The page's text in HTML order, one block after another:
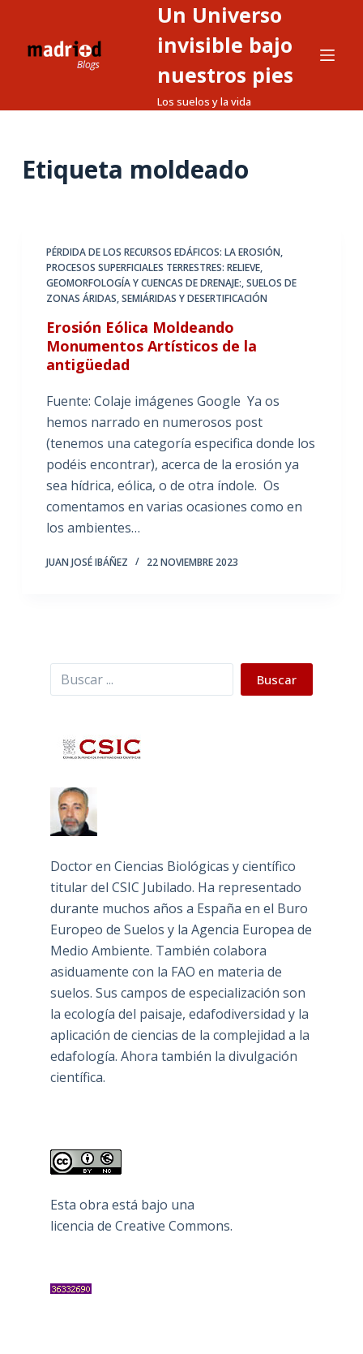
Un Universo
invisible bajo
nuestros pies
Los suelos y la vida
Etiqueta moldeado
PÉRDIDA DE LOS RECURSOS EDÁFICOS: LA EROSIÓN,
PROCESOS SUPERFICIALES TERRESTRES: RELIEVE,
GEOMORFOLOGÍA Y CUENCAS DE DRENAJE:,SUELOS DE
ZONAS ÁRIDAS, SEMIÁRIDAS Y DESERTIFICACIÓN
Erosión Eólica Moldeando
Monumentos Artísticos de la
antigüedad
Fuente: Colaje imágenes Google Ya os
hemos narrado en numerosos post
(tenemos una categoría especifica donde los
podéis encontrar), acerca de la erosión ya
sea hídrica, eólica, o de otra índole. Os
comentamos en varias ocasiones como en
los ambientes…
JUAN JOSÉ IBÁÑEZ 22 NOVIEMBRE 2023
Buscar Buscar
Doctor en Ciencias Biológicas y científico
titular del CSIC Jubilado. Ha representado
durante muchos años a España en el Buro
Europeo de Suelos y la Agencia Europea de
Medio Ambiente. También colabora
asiduamente con la FAO en materia de
suelos. Sus campos de especialización son
la ecología del paisaje, edafodiversidad y la
aplicación de ciencias de la complejidad a la
edafología. Ahora también la divulgación
científica.
Esta obra está bajo una
licencia de Creative Commons.